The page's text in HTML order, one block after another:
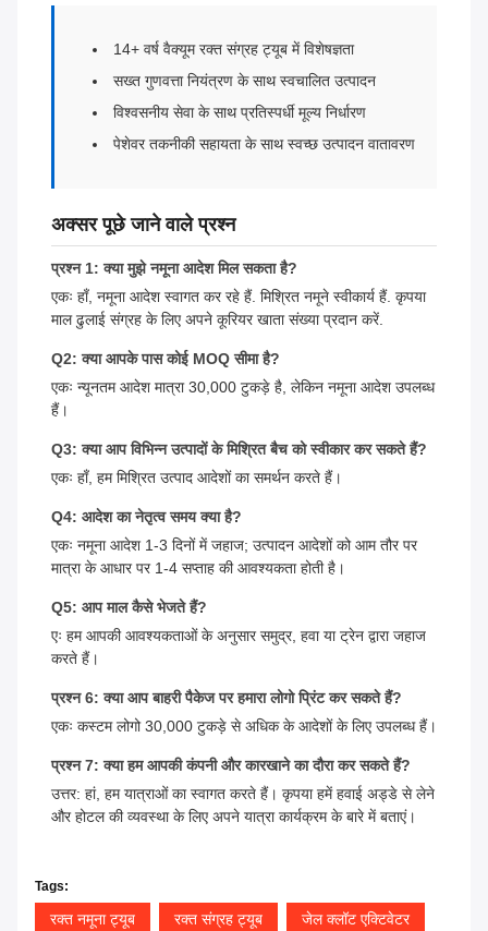
14+ वर्ष वैक्यूम रक्त संग्रह ट्यूब में विशेषज्ञता
सख्त गुणवत्ता नियंत्रण के साथ स्वचालित उत्पादन
विश्वसनीय सेवा के साथ प्रतिस्पर्धी मूल्य निर्धारण
पेशेवर तकनीकी सहायता के साथ स्वच्छ उत्पादन वातावरण
अक्सर पूछे जाने वाले प्रश्न
प्रश्न 1: क्या मुझे नमूना आदेश मिल सकता है?
एकः हाँ, नमूना आदेश स्वागत कर रहे हैं. मिश्रित नमूने स्वीकार्य हैं. कृपया
माल ढुलाई संग्रह के लिए अपने कूरियर खाता संख्या प्रदान करें.
Q2: क्या आपके पास कोई MOQ सीमा है?
एकः न्यूनतम आदेश मात्रा 30,000 टुकड़े है, लेकिन नमूना आदेश उपलब्ध
हैं।
Q3: क्या आप विभिन्न उत्पादों के मिश्रित बैच को स्वीकार कर सकते हैं?
एकः हाँ, हम मिश्रित उत्पाद आदेशों का समर्थन करते हैं।
Q4: आदेश का नेतृत्व समय क्या है?
एकः नमूना आदेश 1-3 दिनों में जहाज; उत्पादन आदेशों को आम तौर पर
मात्रा के आधार पर 1-4 सप्ताह की आवश्यकता होती है।
Q5: आप माल कैसे भेजते हैं?
एः हम आपकी आवश्यकताओं के अनुसार समुद्र, हवा या ट्रेन द्वारा जहाज
करते हैं।
प्रश्न 6: क्या आप बाहरी पैकेज पर हमारा लोगो प्रिंट कर सकते हैं?
एकः कस्टम लोगो 30,000 टुकड़े से अधिक के आदेशों के लिए उपलब्ध हैं।
प्रश्न 7: क्या हम आपकी कंपनी और कारखाने का दौरा कर सकते हैं?
उत्तर: हां, हम यात्राओं का स्वागत करते हैं। कृपया हमें हवाई अड्डे से लेने
और होटल की व्यवस्था के लिए अपने यात्रा कार्यक्रम के बारे में बताएं।
Tags:
रक्त नमूना ट्यूब रक्त संग्रह ट्यूब जेल क्लॉट एक्टिवेटर